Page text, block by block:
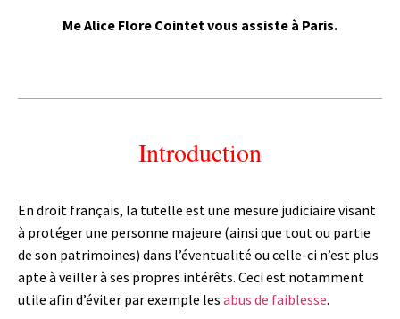
Me Alice Flore Cointet vous assiste à Paris.
Introduction
En droit français, la tutelle est une mesure judiciaire visant
à protéger une personne majeure (ainsi que tout ou partie
de son patrimoines) dans l’éventualité ou celle-ci n’est plus
apte à veiller à ses propres intérêts. Ceci est notamment
utile afin d’éviter par exemple les abus de faiblesse.